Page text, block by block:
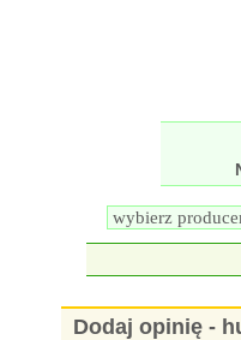
Dodaj opinię -